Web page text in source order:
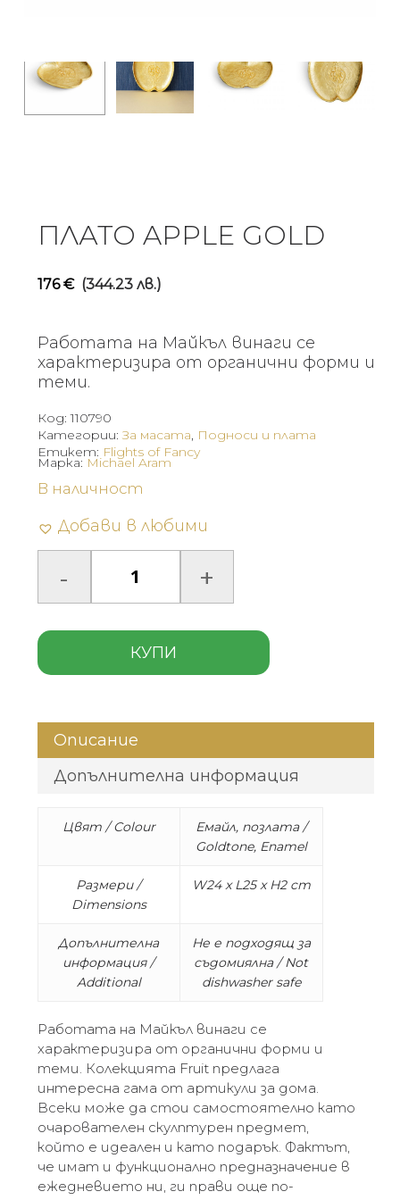
ПЛАТО APPLE GOLD
176€ (344.23 лв.)
Работата на Майкъл винаги се
характеризира от органични форми и
теми.
Код:110790
Категории:За масата, Подноси и плата
Етикет: Flights of Fancy
В наличност
Добави в любими
КУПИ
Марка: Michael Aram
Описание
Допълнителна информация
Цвят / Colour
Емайл, позлата /
Goldtone, Enamel
Размери /
Dimensions
W24 x L25 x H2 cm
Допълнителна
информация /
Additional
Не е подходящ за
съдомиялна / Not
dishwasher safe
Работата на Майкъл винаги се
характеризира от органични форми и
теми. Колекцията Fruit предлага
интересна гама от артикули за дома.
Всеки може да стои самостоятелно като
очарователен скулптурен предмет,
който е идеален и като подарък. Фактът,
че имат и функционално предназначение в
ежедневието ни, ги прави още по-